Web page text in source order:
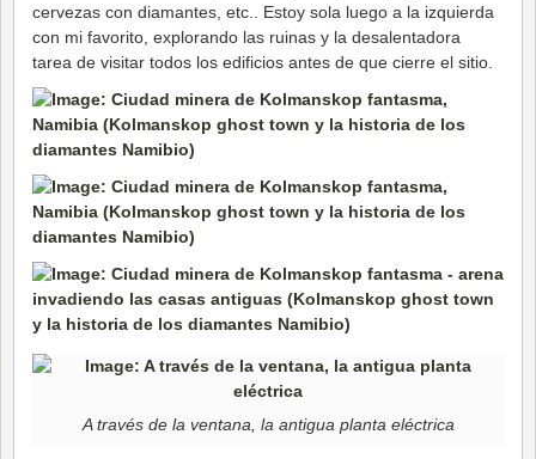
cervezas con diamantes, etc.. Estoy sola luego a la izquierda
con mi favorito, explorando las ruinas y la desalentadora
tarea de visitar todos los edificios antes de que cierre el sitio.
A través de la ventana, la antigua planta eléctrica